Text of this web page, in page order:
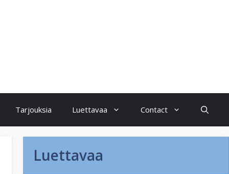
Tarjouksia Luettavaa Contact
Luettavaa